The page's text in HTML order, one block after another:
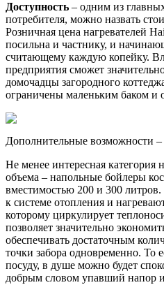
Доступность – одним из
потребителя, можно назвать
Розничная цена нагревателей
посильна и частнику, и
считающему каждую копейку.
предприятия сможет
домочадцы загородного
ограничены маленьким баком и
Дополнительные возможности –
Не менее интересная категория
объема – напольные бойлеры
вместимостью 200 и 300
к системе отопления и
которому циркулирует
позволяет значительно
обеспечивать достаточным
точки забора одновременно. То
посуду, в душе можно будет
добрым словом упавший напор